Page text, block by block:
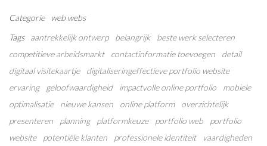
Categorie web webs
Tags
aantrekkelijk ontwerp belangrijk
beste werk selecteren
competitieve arbeidsmarkt
contactinformatie toevoegen
detail
digitaal visitekaartje
digitaliseringeffectieve portfolio website
ervaring
geloofwaardigheid impactvolle online portfolio
mobiele
optimalisatie
nieuwe kansen online platform
overzichtelijk
presenteren
planning platformkeuze portfolio web
portfolio
website
potentiële klanten professionele identiteit
vaardigheden